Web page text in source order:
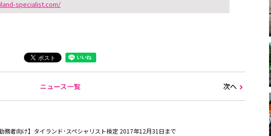
specialist.com/
ニュース一覧 次へ
務者向け】タイランド･スペシャリスト検定 2017年12月31日まで